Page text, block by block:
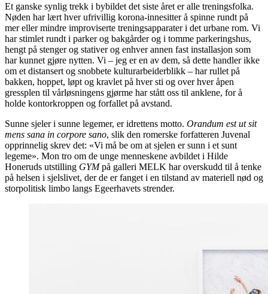
Et ganske synlig trekk i bybildet det siste året er alle treningsfolka.
Nøden har lært hver ufrivillig korona-innesitter å spinne rundt på
mer eller mindre improviserte treningsapparater i det urbane rom. Vi
har stimlet rundt i parker og bakgårder og i tomme parkeringshus,
hengt på stenger og stativer og enhver annen fast installasjon som
har kunnet gjøre nytten. Vi – jeg er en av dem, så dette handler ikke
om et distansert og snobbete kulturarbeiderblikk – har rullet på
bakken, hoppet, løpt og kravlet på hver sti og over hver åpen
gressplen til vårløsningens gjørme har stått oss til anklene, for å
holde kontorkroppen og forfallet på avstand.
Sunne sjeler i sunne legemer, er idrettens motto. Orandum est ut sit
mens sana in corpore sano, slik den romerske forfatteren Juvenal
opprinnelig skrev det: «Vi må be om at sjelen er sunn i et sunt
legeme». Mon tro om de unge menneskene avbildet i Hilde
Honeruds utstilling GYMpå galleri MELK har overskudd til å tenke
på helsen i sjelslivet, der de er fanget i en tilstand av materiell nød og
storpolitisk limbo langs Egeerhavets strender.